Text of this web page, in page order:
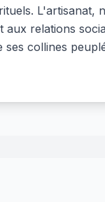
L'artisanat,
relations
collines